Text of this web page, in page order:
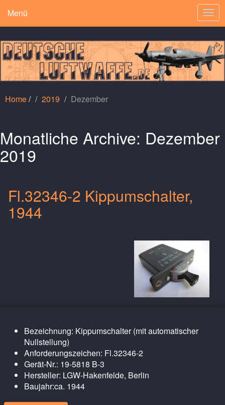
Menü
Home/ 2019 Dezember
Monatliche Archive: Dezember
2019
Fl.32346-2 Kippumschalter,
1944
Bezeichnung: Kippumschalter (mit automatischer
Nullstellung)
Anforderungszeichen: Fl.32346-2
Gerät-Nr.: 19-5818 B-3
Hersteller: LGW-Hakenfelde, Berlin
Baujahr:ca. 1944